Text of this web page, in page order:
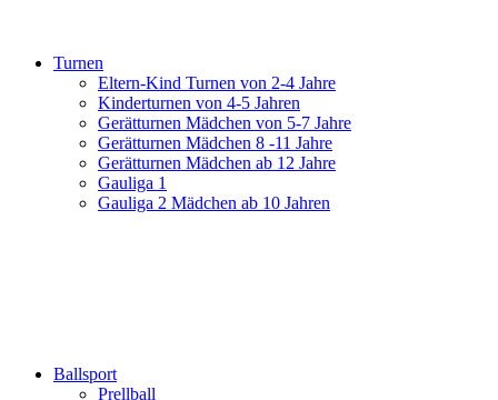
Turnen
Eltern-Kind Turnen von 2-4 Jahre
Kinderturnen von 4-5 Jahren
Gerätturnen Mädchen von 5-7 Jahre
Gerätturnen Mädchen 8 -11 Jahre
Gerätturnen Mädchen ab 12 Jahre
Gauliga 1
Gauliga 2 Mädchen ab 10 Jahren
Ballsport
Prellball